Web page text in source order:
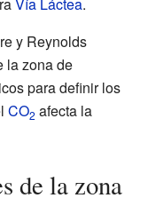
y Reynolds
la zona de
para definir los
CO2 afecta la
de la zona